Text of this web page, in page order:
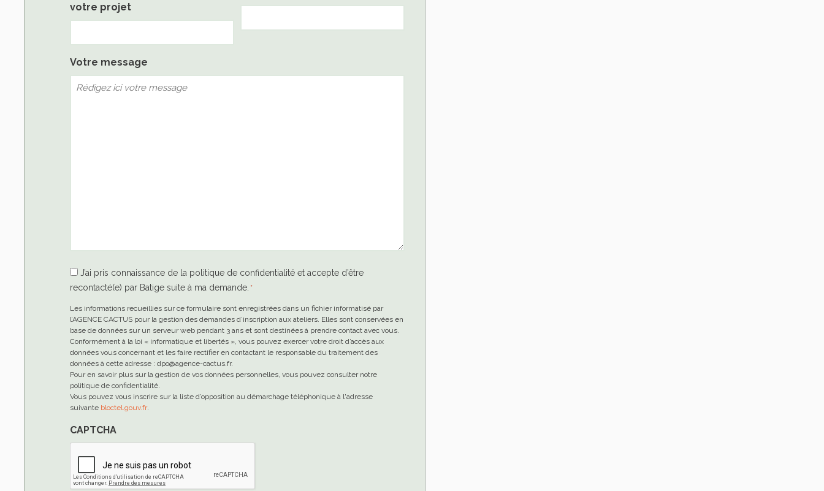
votre projet
Votre message
RGPD
*
J’ai pris connaissance de la politique de confidentialité et accepte d’être
recontacté(e) par Batige suite à ma demande. *
Les informations recueillies sur ce formulaire sont enregistrées dans un fichier informatisé par
l’AGENCE CACTUS pour la gestion des demandes d’inscription aux ateliers. Elles sont conservées en
base de données sur un serveur web pendant 3 ans et sont destinées à prendre contact avec vous.
Conformément à la loi « informatique et libertés », vous pouvez exercer votre droit d’accès aux
données vous concernant et les faire rectifier en contactant le responsable du traitement des
données à cette adresse : dpo@agence-cactus.fr.
Pour en savoir plus sur la gestion de vos données personnelles, vous pouvez consulter notre
politique de confidentialité.
Vous pouvez vous inscrire sur la liste d’opposition au démarchage téléphonique à l'adresse
suivante bloctel.gouv.fr.
CAPTCHA